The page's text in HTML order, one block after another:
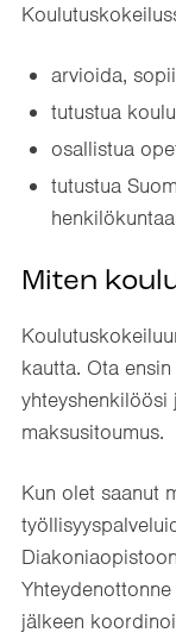
arvioida,
tutustua
osallistua
tutustua
Miten
kautta. Ota
yhteyshenkilöösi
maksusitoumus.
Kun olet saanut
Yhteydenottonne
jälkeen